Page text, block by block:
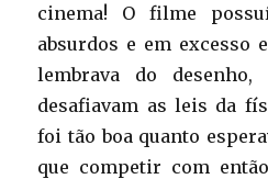
cinema! O filme
absurdos e em excesso
lembrava do
desafiavam as leis da
foi tão boa quanto
que competir com